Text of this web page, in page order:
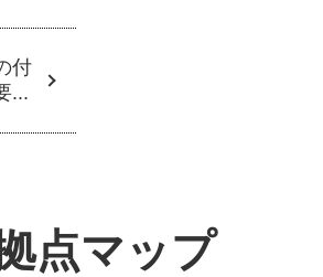
付
...
点マップ